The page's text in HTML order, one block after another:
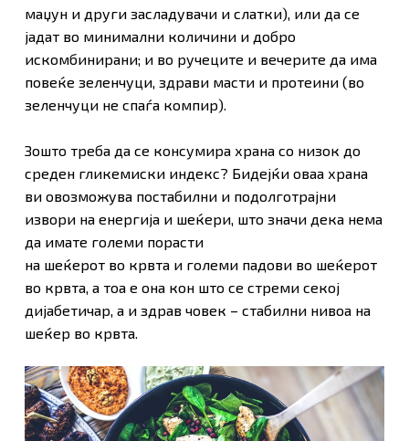
маџун и други засладувачи и слатки), или да се
јадат во минимални количини и добро
искомбинирани; и во ручеците и вечерите да има
повеќе зеленчуци, здрави масти и протеини (во
зеленчуци не спаѓа компир).
Зошто треба да се консумира храна со низок до
среден гликемиски индекс? Бидејќи оваа храна
ви овозможува постабилни и подолготрајни
извори на енергија и шеќери, што значи дека нема
да имате големи порасти
на шеќерот во крвта и големи падови во шеќерот
во крвта, а тоа е она кон што се стреми секој
дијабетичар, а и здрав човек – стабилни нивоа на
шеќер во крвта.